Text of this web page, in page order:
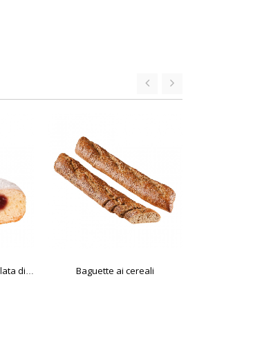
SG-Krapfen con marmellata di lamponi e ribes, 65 g Baguette ai cereali